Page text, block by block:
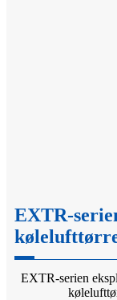
EXTR-
EXTR-serien